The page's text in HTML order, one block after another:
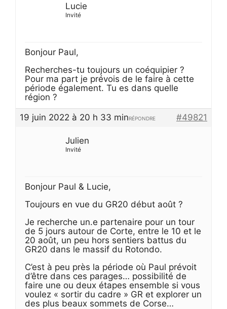
Lucie
Invité
Bonjour Paul,
Recherches-tu toujours un coéquipier ?
Pour ma part je prévois de le faire à cette
période également. Tu es dans quelle
région ?
19 juin 2022 à 20 h 33 min
#49821
RÉPONDRE
Julien
Invité
Bonjour Paul & Lucie,
Toujours en vue du GR20 début août ?
Je recherche un.e partenaire pour un tour
de 5 jours autour de Corte, entre le 10 et le
20 août, un peu hors sentiers battus du
GR20 dans le massif du Rotondo.
C’est à peu près la période où Paul prévoit
d’être dans ces parages… possibilité de
faire une ou deux étapes ensemble si vous
voulez « sortir du cadre » GR et explorer un
des plus beaux sommets de Corse…